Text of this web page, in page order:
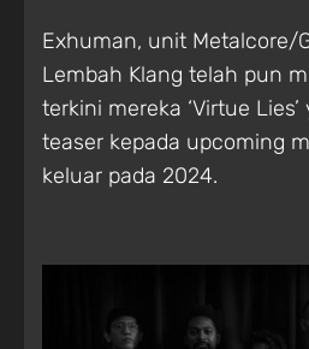
Exhuman, unit Metalcore/
Lembah Klang telah pun
terkini mereka ‘Virtue
teaser kepada upcoming
keluar pada 2024.